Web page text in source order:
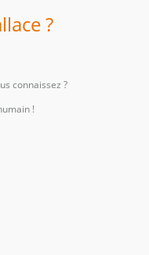
?
connaissez ?
!